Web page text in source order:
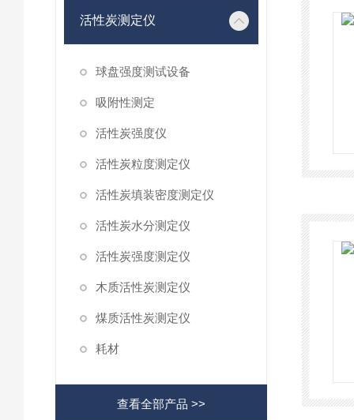
活性炭测定仪
球盘强度测试设备
吸附性测定
活性炭强度仪
活性炭粒度测定仪
活性炭填装密度测定仪
活性炭水分测定仪
活性炭强度测定仪
木质活性炭测定仪
煤质活性炭测定仪
耗材
查看全部产品 >>